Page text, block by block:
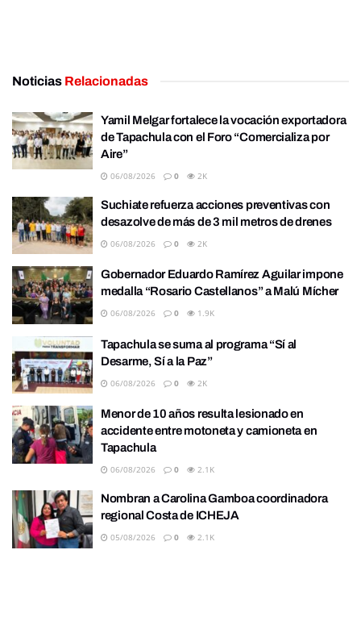
Noticias Relacionadas
Yamil Melgar fortalece la vocación exportadora
de Tapachula con el Foro “Comercializa por
Aire”
06/08/2026 0 2K
Suchiate refuerza acciones preventivas con
desazolve de más de 3 mil metros de drenes
06/08/2026 0 2K
Gobernador Eduardo Ramírez Aguilar impone
medalla “Rosario Castellanos” a Malú Mícher
06/08/2026 0 1.9K
Tapachula se suma al programa “Sí al
Desarme, Sí a la Paz”
06/08/2026 0 2K
Menor de 10 años resulta lesionado en
accidente entre motoneta y camioneta en
Tapachula
06/08/2026 0 2.1K
Nombran a Carolina Gamboa coordinadora
regional Costa de ICHEJA
05/08/2026 0 2.1K